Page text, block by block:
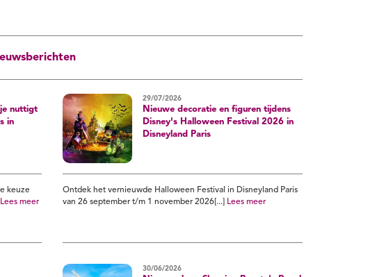
je nuttigt
in
keuze
Lees meer
29/07/2026
Nieuwe decoratie en figuren tijdens
Disney's Halloween Festival 2026 in
Disneyland Paris
Ontdek het vernieuwde Halloween Festival in Disneyland Paris
van 26 september t/m 1 november 2026[...]
Lees meer
30/06/2026